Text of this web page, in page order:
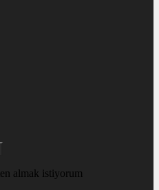
almak istiyorum